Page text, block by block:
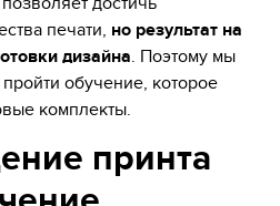
печати, но результат на
дизайна. Поэтому мы
обучение, которое
комплекты.
принта